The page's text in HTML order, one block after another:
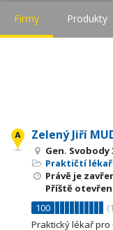
Firmy Produkty
Zelený Jiří
Gen. Svobody
Praktičtí
Právě je
Příště
100
(1
Praktický lékař